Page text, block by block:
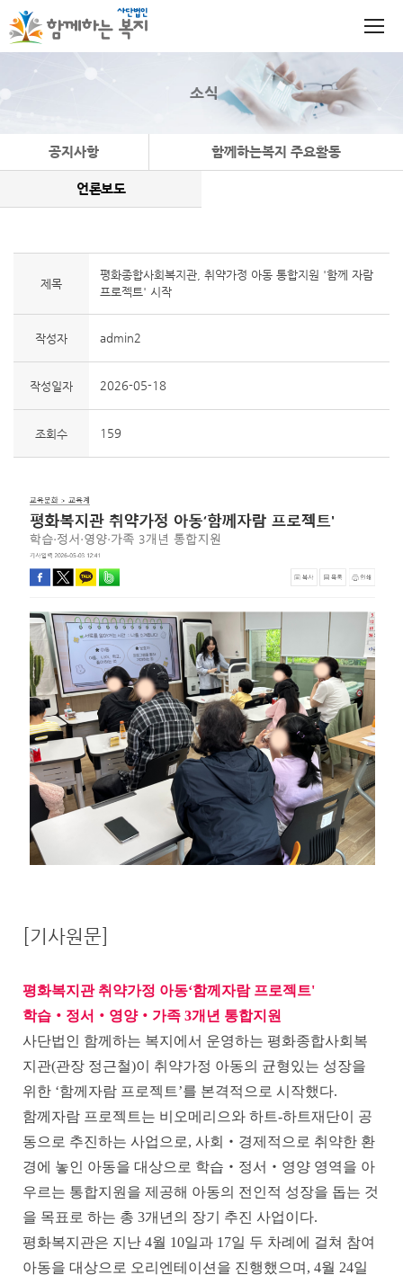
소식
공지사항 함께하는복지 주요활동
언론보도
제목
평화종합사회복지관, 취약가정 아동 통합지원 '함께 자람
프로젝트' 시작
작성자 admin2
작성일자 2026-05-18
조회수 159
[기사원문]
평화복지관 취약가정 아동‘함께자람 프로젝트'
학습 ‧ 정서 ‧ 영양‧ 가족 3개년 통합지원
사단법인 함께하는 복지에서 운영하는 평화종합사회복
지관(관장 정근철)이 취약가정 아동의 균형있는 성장을
위한 ‘함께자람 프로젝트 ’를 본격적으로 시작했다.
함께자람 프로젝트는 비오메리으와 하트-하트재단이 공
동으로 추진하는 사업으로, 사회 ‧ 경제적으로 취약한 환
경에 놓인 아동을 대상으로 학습 ‧ 정서 ‧ 영양 영역을 아
우르는 통합지원을 제공해 아동의 전인적 성장을 돕는 것
을 목표로 하는 총 3개년의 장기 추진 사업이다.
평화복지관은 지난 4월 10일과 17일 두 차례에 걸쳐 참여
아동을 대상으로 오리엔테이션을 진행했으며 , 4월 24일